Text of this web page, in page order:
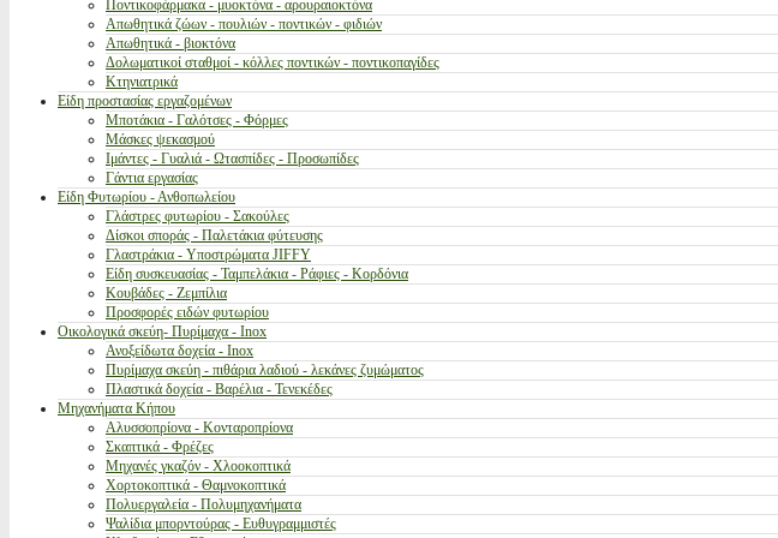
Ποντικοφάρμακα - μυοκτόνα - αρουραιοκτόνα
Απωθητικά ζώων - πουλιών - ποντικών - φιδιών
Απωθητικά - βιοκτόνα
Δολωματικοί σταθμοί - κόλλες ποντικών - ποντικοπαγίδες
Κτηνιατρικά
Είδη προστασίας εργαζομένων
Μποτάκια - Γαλότσες - Φόρμες
Μάσκες ψεκασμού
Ιμάντες - Γυαλιά - Ωτασπίδες - Προσωπίδες
Γάντια εργασίας
Είδη Φυτωρίου - Ανθοπωλείου
Γλάστρες φυτωρίου - Σακούλες
Δίσκοι σποράς - Παλετάκια φύτευσης
Γλαστράκια - Υποστρώματα JIFFY
Είδη συσκευασίας - Ταμπελάκια - Ράφιες - Κορδόνια
Κουβάδες - Ζεμπίλια
Προσφορές ειδών φυτωρίου
Οικολογικά σκεύη- Πυρίμαχα - Inox
Ανοξείδωτα δοχεία - Inox
Πυρίμαχα σκεύη - πιθάρια λαδιού - λεκάνες ζυμώματος
Πλαστικά δοχεία - Βαρέλια - Τενεκέδες
Μηχανήματα Κήπου
Αλυσσοπρίονα - Κονταροπρίονα
Σκαπτικά - Φρέζες
Μηχανές γκαζόν - Χλοοκοπτικά
Χορτοκοπτικά - Θαμνοκοπτικά
Πολυεργαλεία - Πολυμηχανήματα
Ψαλίδια μπορντούρας - Ευθυγραμμιστές